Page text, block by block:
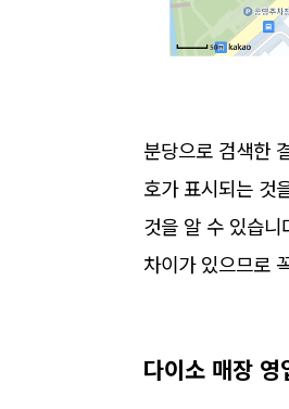
분당으로 검색한
호가 표시되는 것
것을 알 수 있습
차이가 있으므로
다이소 매장